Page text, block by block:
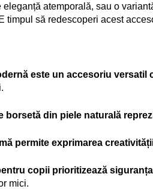
eleganță atemporală, sau o
timpul să redescoperi acest
este un accesoriu
borsetă din piele naturală
permite exprimarea
copii prioritizează
mici.